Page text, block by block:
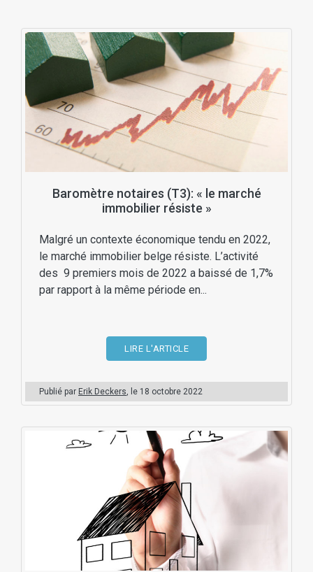
Baromètre notaires (T3): « le marché
immobilier résiste »
Malgré un contexte économique tendu en 2022,
le marché immobilier belge résiste. L’activité
des 9 premiers mois de 2022 a baissé de 1,7%
par rapport à la même période en...
LIRE L'ARTICLE
Publié par Erik Deckers, le 18 octobre 2022